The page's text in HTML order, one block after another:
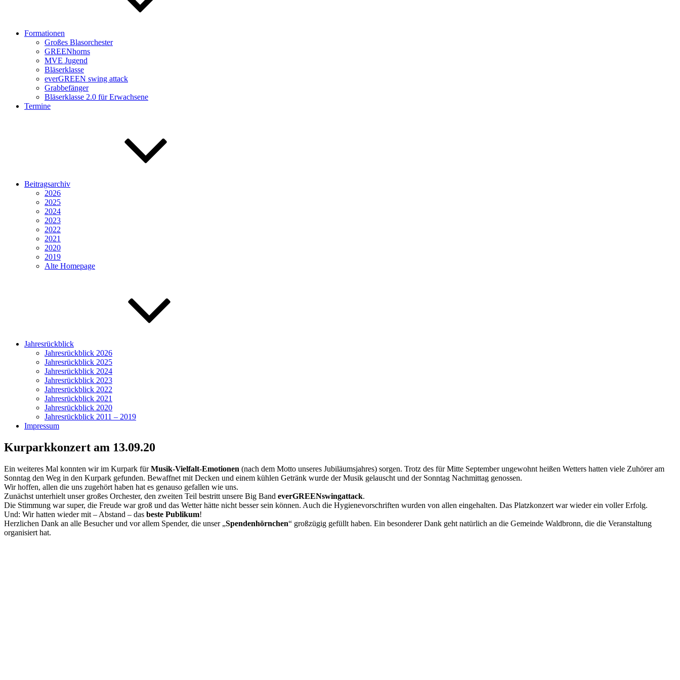
Formationen
Großes Blasorchester
GREENhorns
MVE Jugend
Bläserklasse
everGREEN swing attack
Grabbefänger
Bläserklasse 2.0 für Erwachsene
Termine
Beitragsarchiv
2026
2025
2024
2023
2022
2021
2020
2019
Alte Homepage
Jahresrückblick
Jahresrückblick 2026
Jahresrückblick 2025
Jahresrückblick 2024
Jahresrückblick 2023
Jahresrückblick 2022
Jahresrückblick 2021
Jahresrückblick 2020
Jahresrückblick 2011 – 2019
Impressum
Kurparkkonzert am 13.09.20
Ein weiteres Mal konnten wir im Kurpark fürMusik-Vielfalt-Emotionen (nach dem Motto unseres Jubiläumsjahres) sorgen. Trotz des für Mitte September ungewohnt heißen Wetters hatten viele Zuhörer am
Sonntag den Weg in den Kurpark gefunden. Bewaffnet mit Decken und einem kühlen Getränk wurde der Musik gelauscht und der Sonntag Nachmittag genossen.
Wir hoffen, allen die uns zugehört haben hat es genauso gefallen wie uns.
Zunächst unterhielt unser großes Orchester, den zweiten Teil bestritt unsere Big Band everGREENswingattack.
Die Stimmung war super, die Freude war groß und das Wetter hätte nicht besser sein können. Auch die Hygienevorschriften wurden von allen eingehalten. Das Platzkonzert war wieder ein voller Erfolg.
Und: Wir hatten wieder mit – Abstand – das beste Publikum!
Herzlichen Dank an alle Besucher und vor allem Spender, die unser „Spendenhörnchen“ großzügig gefüllt haben. Ein besonderer Dank geht natürlich an die Gemeinde Waldbronn, die die Veranstaltung
organisiert hat.